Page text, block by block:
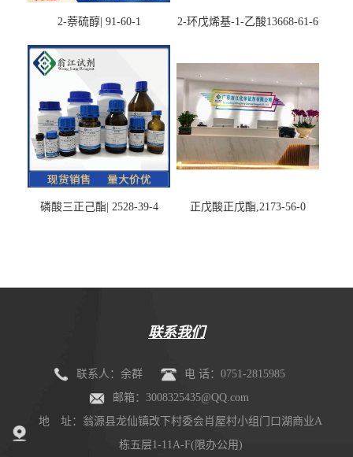
2-萘硫醇| 91-60-1 2-环戊烯基-1-乙酸13668-61-6
磷酸三正己酯| 2528-39-4 正戊酸正戊酯,2173-56-0
联系我们
联系人：余群
电 话：0751-2815985
邮箱：3008325435@QQ.com
地 址：翁源县龙仙镇改下村委会肖屋村小组门口湖商业A
栋五层1-11A-F(限办公用)